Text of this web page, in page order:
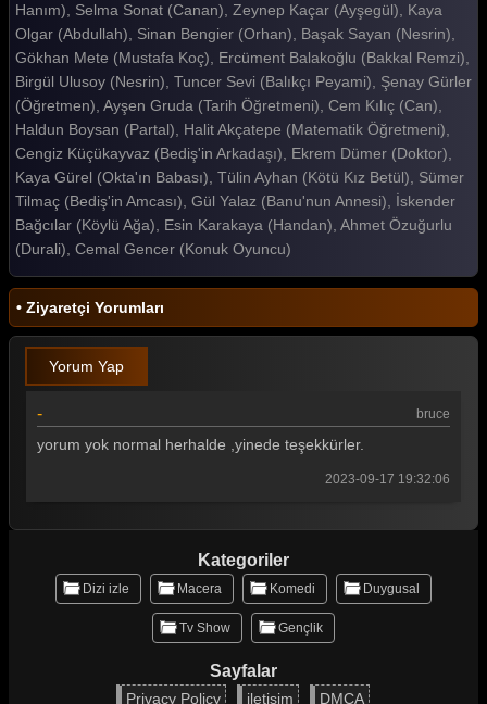
Çılgın Bediş 24. Bölüm
Çılgın Bediş 23. Bölüm
Çılgın Bediş 22. Bölüm
Çılgın Bediş 21. Bölüm
Çılgın Bediş 20. Bölüm
Çılgın Bediş 19. Bölüm
Çılgın Bediş 18. Bölüm
Çılgın Bediş 17. Bölüm
Çılgın Bediş 16. Bölüm
Çılgın Bediş 15. Bölüm
Çılgın Bediş 13. Bölüm
Çılgın Bediş 11. Bölüm
Çılgın Bediş 10. Bölüm
Çılgın Bediş 9. Bölüm
Çılgın Bediş 8. Bölüm
Çılgın Bediş 7. Bölüm
Hanım), Selma Sonat (Canan), Zeynep Kaçar (Ayşegül), Kaya
Olgar (Abdullah), Sinan Bengier (Orhan), Başak Sayan (Nesrin),
Gökhan Mete (Mustafa Koç), Ercüment Balakoğlu (Bakkal Remzi),
Birgül Ulusoy (Nesrin), Tuncer Sevi (Balıkçı Peyami), Şenay Gürler
(Öğretmen), Ayşen Gruda (Tarih Öğretmeni), Cem Kılıç (Can),
Haldun Boysan (Partal), Halit Akçatepe (Matematik Öğretmeni),
Cengiz Küçükayvaz (Bediş'in Arkadaşı), Ekrem Dümer (Doktor),
Kaya Gürel (Okta'ın Babası), Tülin Ayhan (Kötü Kız Betül), Sümer
Tilmaç (Bediş'in Amcası), Gül Yalaz (Banu'nun Annesi), İskender
Bağcılar (Köylü Ağa), Esin Karakaya (Handan), Ahmet Özuğurlu
(Durali), Cemal Gencer (Konuk Oyuncu)
• Ziyaretçi Yorumları
Yorum Yap
- bruce
yorum yok normal herhalde ,yinede teşekkürler.
2023-09-17 19:32:06
Kategoriler
Dizi izle Macera Komedi Duygusal
Tv Show Gençlik
Sayfalar
Privacy Policy iletişim DMCA